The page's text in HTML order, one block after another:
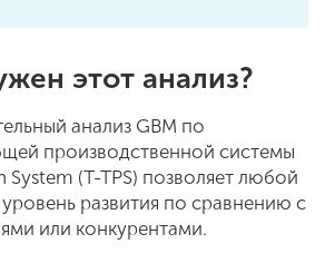
этот анализ?
анализ GBM по
производственной системы
(T-TPS) позволяет любой
развития по сравнению с
или конкурентами.